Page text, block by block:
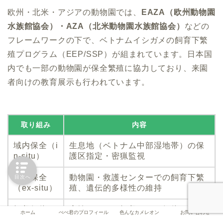
欧州・北米・アジアの動物園では、
EAZA（欧州動物園
水族館協会）・AZA（北米動物園水族館協会） などの
フレームワークの下で、ベトナムイシガメの飼育下繁
殖プログラム（EEP/SSP）が組まれています。日本国
内でも一部の動物園が保全繁殖に協力しており、来園
者向けの教育展示も行われています。
取り組み 内容
域内保全（i
n-situ）
生息地（ベトナム中部湿地帯）の保
護区指定・密猟監視
域外保全
（ex-situ）
動物園・救護センターでの飼育下繁
殖、遺伝的多様性の維持
押収個体の
密輸ルートで押収された個体の引き
ホーム ぺぺ君のプロフィール 色んなカメレオン お問い合わせ
目次へ